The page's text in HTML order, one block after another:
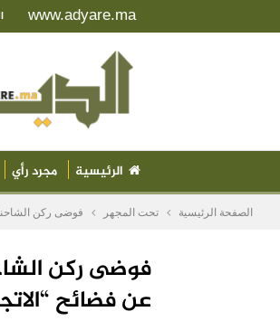
www.adyare.ma
الرئيسية مجرد رأي
الصفحة الرئيسية تحت المجهر فوضى ركن
فوضى ركن
عن فضائح